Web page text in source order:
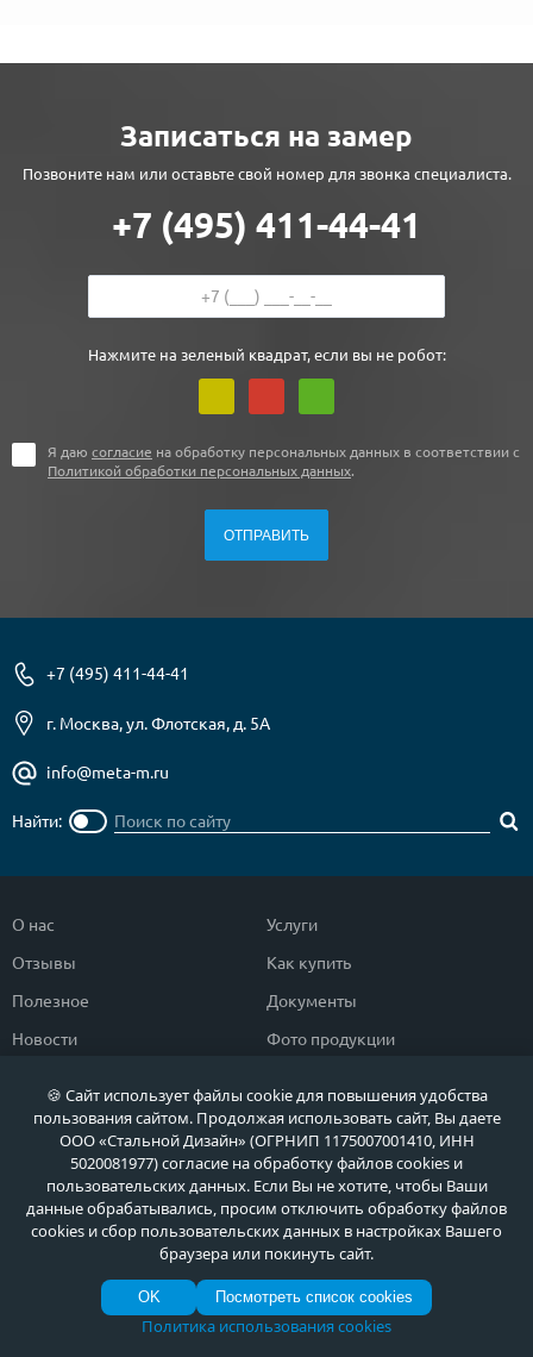
Записаться на замер
Позвоните нам или оставьте свой номер для звонка специалиста.
+7 (495) 411-44-41
Нажмите на зеленый квадрат, если вы не робот:
Я даю согласие на обработку персональных данных в соответствии с
Политикой обработки персональных данных.
+7 (495) 411-44-41
г. Москва, ул. Флотская, д. 5А
info@meta-m.ru
Найти:
О нас
Отзывы
Полезное
Новости
Услуги
Как купить
Документы
Фото продукции
Каталог дверей
Популярные двери
Быстрый подбор двери
Двери класса ЭКОНОМ
Двери в дом
Парадные двери
Двери в квартиру
Тамбурные двери
Противопожарные двери
🍪 Сайт использует файлы cookie для повышения удобства
пользования сайтом. Продолжая использовать сайт, Вы даете
ООО «Стальной Дизайн» (ОГРНИП 1175007001410, ИНН
5020081977) согласие на обработку файлов cookies и
пользовательских данных. Если Вы не хотите, чтобы Ваши
данные обрабатывались, просим отключить обработку файлов
cookies и сбор пользовательских данных в настройках Вашего
браузера или покинуть сайт.
OK Посмотреть список cookies
Политика использования cookies